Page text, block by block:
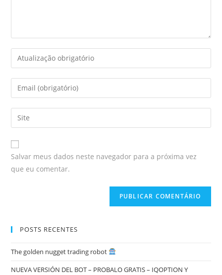
Salvar meus dados neste navegador para a próxima vez
que eu comentar.
POSTS RECENTES
The golden nugget trading robot
NUEVA VERSIÓN DEL BOT – PROBALO GRATIS – IQOPTION Y